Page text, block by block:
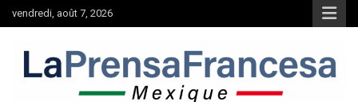
au
vendredi, août 7, 2026